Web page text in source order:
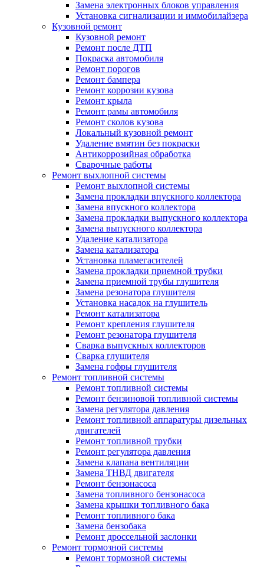
Замена электронных блоков управления
Установка сигнализации и иммобилайзера
Кузовной ремонт
Кузовной ремонт
Ремонт после ДТП
Покраска автомобиля
Ремонт порогов
Ремонт бампера
Ремонт коррозии кузова
Ремонт крыла
Ремонт рамы автомобиля
Ремонт сколов кузова
Локальный кузовной ремонт
Удаление вмятин без покраски
Антикоррозийная обработка
Сварочные работы
Ремонт выхлопной системы
Ремонт выхлопной системы
Замена прокладки впускного коллектора
Замена впускного коллектора
Замена прокладки выпускного коллектора
Замена выпускного коллектора
Удаление катализатора
Замена катализатора
Установка пламегасителей
Замена прокладки приемной трубки
Замена приемной трубы глушителя
Замена резонатора глушителя
Установка насадок на глушитель
Ремонт катализатора
Ремонт крепления глушителя
Ремонт резонатора глушителя
Сварка выпускных коллекторов
Сварка глушителя
Замена гофры глушителя
Ремонт топливной системы
Ремонт топливной системы
Ремонт бензиновой топливной системы
Замена регулятора давления
Ремонт топливной аппаратуры дизельных
двигателей
Ремонт топливной трубки
Ремонт регулятора давления
Замена клапана вентиляции
Замена ТНВД двигателя
Ремонт бензонасоса
Замена топливного бензонасоса
Замена крышки топливного бака
Ремонт топливного бака
Замена бензобака
Ремонт дроссельной заслонки
Ремонт тормозной системы
Ремонт тормозной системы